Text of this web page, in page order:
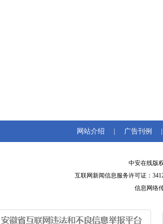
网站介绍 广告刊例
中安在线版
互联网新闻信息服务许可证：
信息网络